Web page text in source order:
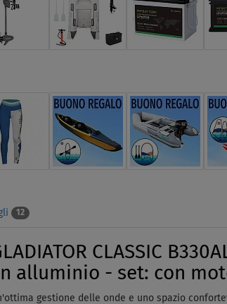
12
CLASSIC
alluminio - set: con
gestione delle onde e uno spazio